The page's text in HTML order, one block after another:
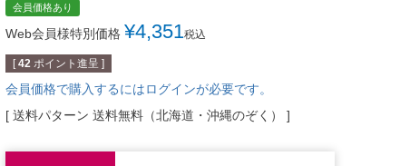
会員価格あり
Web会員様特別価格 ¥4,351税込
[ 42 ポイント進呈 ]
会員価格で購入するにはログインが必要です。
送料パターン 送料無料（北海道・沖縄のぞく）